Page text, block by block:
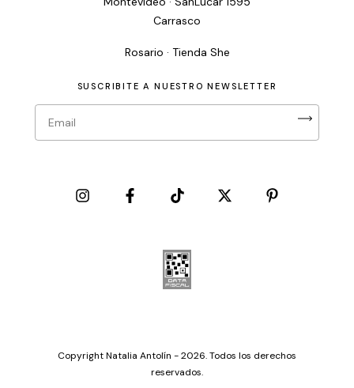
Carrasco
Rosario · Tienda She
SUSCRIBITE A NUESTRO NEWSLETTER
Copyright Natalia Antolín - 2026. Todos los derechos
reservados.